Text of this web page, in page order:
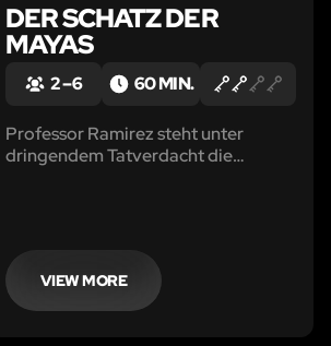
DER SCHATZ DER
MAYAS
2 – 6 60 MIN.
Professor Ramirez steht unter
dringendem Tatverdacht die
VIEW MORE